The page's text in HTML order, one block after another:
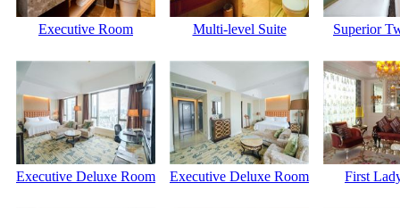
Executive Room Multi-level Suite Superior
Executive Deluxe Room Executive Deluxe Room First